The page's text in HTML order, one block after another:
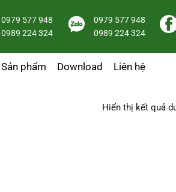
0979 577 948
0989 224 324
0979 577 948
0989 224 324
Sản phẩm Download Liên hệ
Hiển thị kết quả